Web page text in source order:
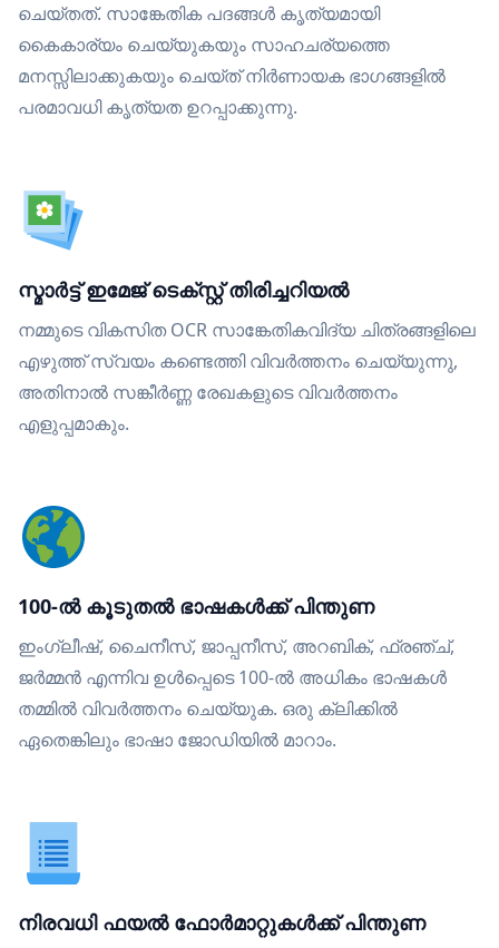
ചെയ്തത്. സാങ്കേതിക പദങ്ങൾ കൃത്യമായി
കൈകാര്യം ചെയ്യുകയും സാഹചര്യത്തെ
മനസ്സിലാക്കുകയും ചെയ്ത് നിർണായക ഭാഗങ്ങളിൽ
പരമാവധി കൃത്യത ഉറപ്പാക്കുന്നു.
സ്മാർട്ട് ഇമേജ് ടെക്സ്റ്റ് തിരിച്ചറിയൽ
നമ്മുടെ വികസിത OCR സാങ്കേതികവിദ്യ ചിത്രങ്ങളിലെ
എഴുത്ത് സ്വയം കണ്ടെത്തി വിവർത്തനം ചെയ്യുന്നു,
അതിനാൽ സങ്കീർണ്ണ രേഖകളുടെ വിവർത്തനം
എളുപ്പമാകും.
100-ൽ കൂടുതൽ ഭാഷകൾക്ക് പിന്തുണ
ഇംഗ്ലീഷ്, ചൈനീസ്, ജാപ്പനീസ്, അറബിക്, ഫ്രഞ്ച്,
ജർമ്മൻ എന്നിവ ഉൾപ്പെടെ 100-ൽ അധികം ഭാഷകൾ
തമ്മിൽ വിവർത്തനം ചെയ്യുക. ഒരു ക്ലിക്കിൽ
ഏതെങ്കിലും ഭാഷാ ജോഡിയിൽ മാറാം.
നിരവധി ഫയൽ ഫോർമാറ്റുകൾക്ക് പിന്തുണ